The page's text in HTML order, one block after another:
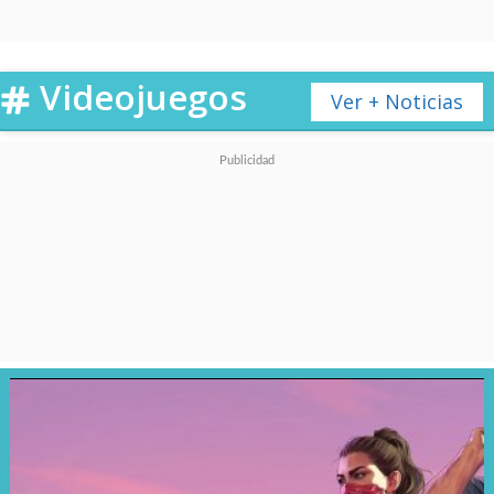
La serie ya confirmó una
— ONE PIECE(ワンピース) Netflix (@onepiecenetflix)
September 17, 2025
Ver + Noticias
Videojuegos